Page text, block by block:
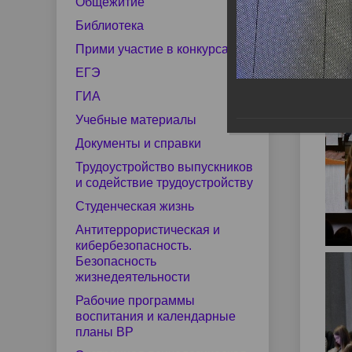
Структура
Сведения о доходах
Фото-галерея
Виртуальная приемная
Добровольные пожертвования
Наши выпускники
Документы и справки
Рабочие программы воспитания
и календарные планы ВР
помощь
Студенческий спортивный клуб
Импульс
Конкурсная деятельность
Библиотека
Прими участие в конкурсах
ЕГЭ
ГИА
Учебные материалы
Документы и справки
Трудоустройство выпускников
и содействие трудоустройству
Студенческая жизнь
Антитеррористическая и
кибербезопасность.
Безопасность
жизнедеятельности
Рабочие программы
воспитания и календарные
планы ВР